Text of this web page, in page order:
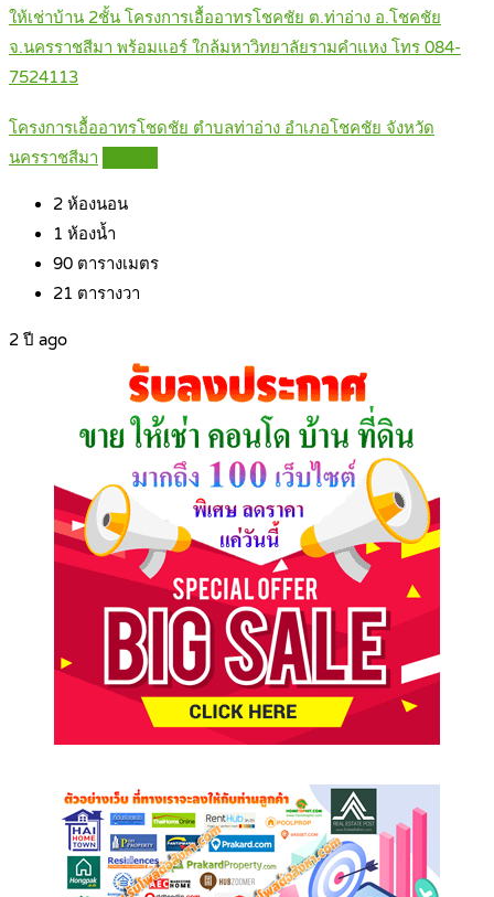
ให้เช่าบ้าน 2ชั้น โครงการเอื้ออาทรโชคชัย ต.ท่าอ่าง อ.โชคชัย
จ.นครราชสีมา พร้อมแอร์ ใกล้มหาวิทยาลัยรามคำแหง โทร 084-
7524113
โครงการเอื้ออาทรโชดชัย ตำบลท่าอ่าง อำเภอโชคชัย จังหวัด
นครราชสีมา
2 ห้องนอน
1 ห้องน้ำ
90 ตารางเมตร
21 ตารางวา
2 ปี ago